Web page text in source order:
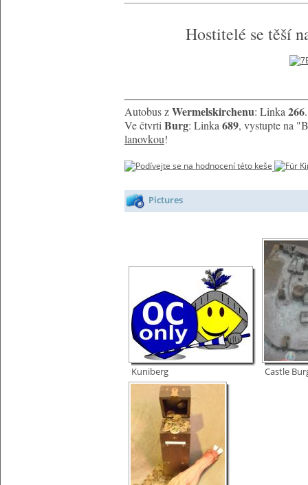
Hostitelé se těší
Autobus zWermelskirchenu: Linka 266.
Ve čtvrti Burg: Linka 689, vystupte na
lanovkou!
Pictures
Kuniberg Castle